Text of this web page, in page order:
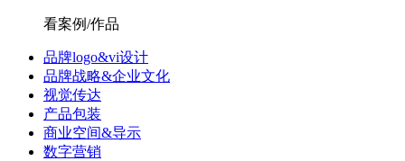
看案例/作品
品牌logo&vi设计
品牌战略&企业文化
视觉传达
产品包装
商业空间&导示
数字营销